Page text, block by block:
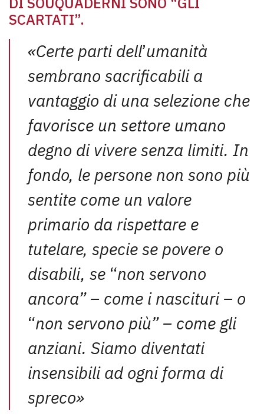
SCARTATI”.
«Certe parti dell’umanità
sembrano sacrificabili a
vantaggio di una selezione che
favorisce un settore umano
degno di vivere senza limiti. In
fondo, le persone non sono più
sentite come un valore
primario da rispettare e
tutelare, specie se povere o
disabili, se “non servono
ancora” – come i nascituri – o
“non servono più” – come gli
anziani. Siamo diventati
insensibili ad ogni forma di
spreco»